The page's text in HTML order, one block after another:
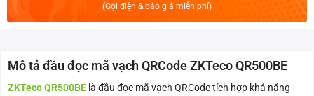
(Gọi điện & báo giá miễn phí)
Mô tả đầu đọc mã vạch QRCode ZKTeco QR500BE
ZKTeco QR500BE là đầu đọc mã vạch QRCode tích hợp khả năng